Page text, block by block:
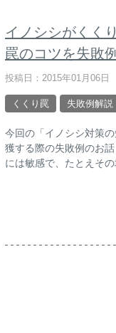
イノシシがくく
罠のコツを失敗
投稿日：2015年01月06日
くくり罠 失敗例解説
今回の「イノシシ対策
獲する際の失敗例のお
には敏感で、たとえそ